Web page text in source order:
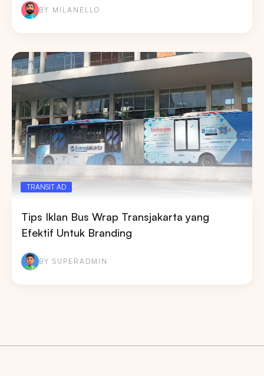
BY MILANELLO
TRANSIT AD
Tips Iklan Bus Wrap Transjakarta yang
Efektif Untuk Branding
BY SUPERADMIN
Pencarian
Tips: Pilih Semua Provinsiuntuk melihat
semua titik iklan kami